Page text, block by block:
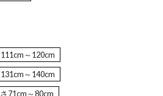
～120cm
～140cm